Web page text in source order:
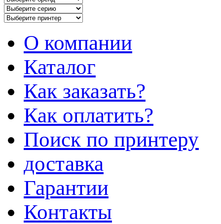
О компании
Каталог
Как заказать?
Как оплатить?
Поиск по принтеру
доставка
Гарантии
Контакты